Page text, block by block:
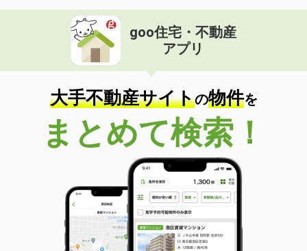
goo住宅・不動産
アプリ
大手不動産サイトの物件を
まとめて検索！